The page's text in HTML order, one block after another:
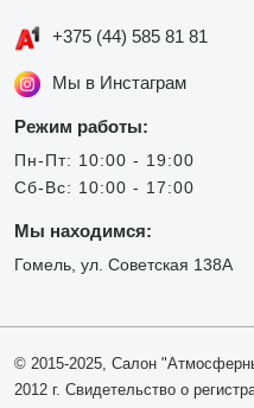
+375 (44) 585 81 81
Мы в Инстаграм
Режим работы:
Пн-Пт: 10:00 - 19:00
Сб-Вс: 10:00 - 17:00
Мы находимся:
Гомель, ул. Советская 138А
© 2015-2025, Салон
2012 г. Свидетельство о